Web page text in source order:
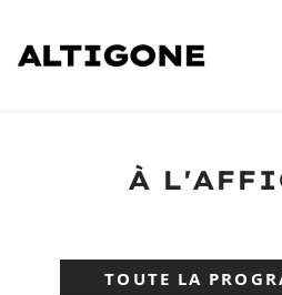
À
TOUTE LA